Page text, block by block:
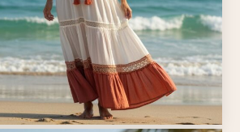
für City-Trip und
2026: So packst du